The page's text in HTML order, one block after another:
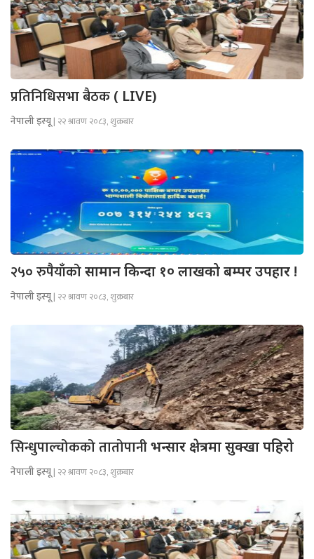
प्रतिनिधिसभा बैठक ( LIVE)
नेपाली इस्यू| २२ श्रावण २०८३, शुक्रबार
२५० रुपैयाँकोसामान किन्दा १० लाखको बम्पर उपहार !
नेपाली इस्यू| २२ श्रावण २०८३, शुक्रबार
सिन्धुपाल्चोकको तातोपानीभन्सार क्षेत्रमा सुक्खा पहिरो
नेपाली इस्यू| २२ श्रावण २०८३, शुक्रबार